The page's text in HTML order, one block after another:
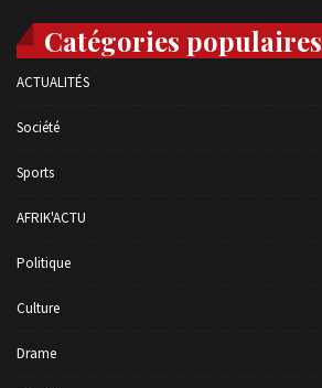
Catégories populaires
ACTUALITÉS
Société
Sports
AFRIK'ACTU
Politique
Culture
Drame